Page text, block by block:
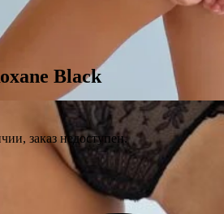
Black
заказ недоступен.